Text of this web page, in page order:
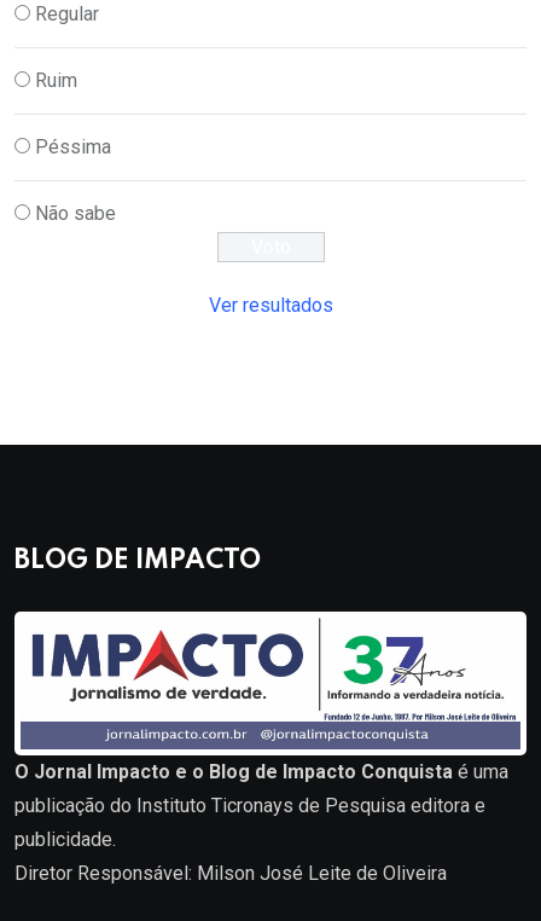
Regular
Ruim
Péssima
Não sabe
Ver resultados
BLOG DE IMPACTO
O Jornal Impacto e o Blog de Impacto Conquista é uma
publicação do Instituto Ticronays de Pesquisa editora e
publicidade.
Diretor Responsável: Milson José Leite de Oliveira